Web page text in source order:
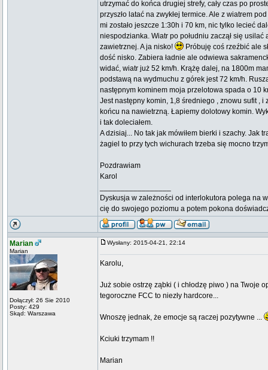
utrzymać do końca drugiej strefy, cały czas po
przyszło latać na zwykłej termice. Ale z wiatrem
mi zostało jeszcze 1:30h i 70 km, nic tylko lecieć
niespodzianka. Wiatr po południu zaczął się
zawietrznej. A ja nisko!
Próbuję coś rzeźbić ale
dość nisko. Zabiera ładnie ale odwiewa
widać, wiatr już 52 km/h. Krążę dalej, na 1800m
podstawą na wydmuchu z górek jest 72 km/h.
następnym kominem moja przelotowa spada o 10
Jest następny komin, 1,8 średniego , znowu sufit ,
końcu na nawietrzną. Łapiemy dolotowy komin.
i tak doleciałem.
A dzisiaj... No tak jak mówiłem bierki i szachy. Jak
żagiel to przy tych wichurach trzeba się mocno
Pozdrawiam
Karol
Dyskusja w zależności od interlokutora polega na
cię do swojego poziomu a potem pokona
Marian
Marian
Dołączył: 26 Sie 2010
Posty: 429
Skąd: Warszawa
Wysłany: 2015-04-21, 22:14
Karolu,
Już sobie ostrzę ząbki ( i chłodzę piwo ) na Twoje
tegoroczne FCC to niezły hardcore...
Wnoszę jednak, że emocje są raczej pozytywne ...
Kciuki trzymam !!
Marian